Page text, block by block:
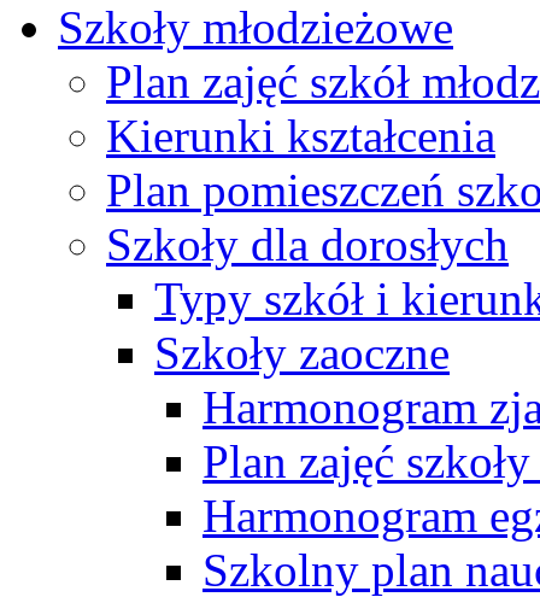
Szkoły młodzieżowe
Plan zajęć szkół
Kierunki kształcenia
Plan pomieszczeń
Szkoły dla dorosłych
Typy szkół i
Szkoły zaoczne
Harmonogram
Plan zajęć
Harmonogram
Szkolny plan